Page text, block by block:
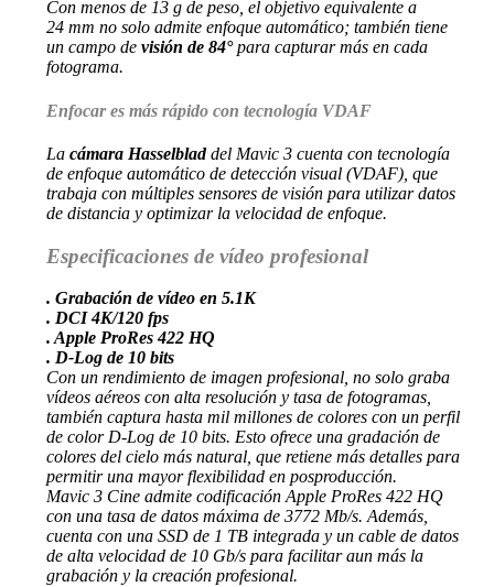
Con menos de 13 g de peso, el objetivo equivalente a
24 mm no solo admite enfoque automático; también tiene
un campo de visión de 84°para capturar más en cada
fotograma.
Enfocar es más rápido con tecnología VDAF
La cámara Hasselbladdel Mavic 3 cuenta con tecnología
de enfoque automático de detección visual (VDAF), que
trabaja con múltiples sensores de visión para utilizar datos
de distancia y optimizar la velocidad de enfoque.
Especificaciones de vídeo profesional
. Grabación de vídeo en 5.1K
. DCI 4K/120 fps
. Apple ProRes 422 HQ
. D-Log de 10 bits
Con un rendimiento de imagen profesional, no solo graba
vídeos aéreos con alta resolución y tasa de fotogramas,
también captura hasta mil millones de colores con un perfil
de color D-Log de 10 bits. Esto ofrece una gradación de
colores del cielo más natural, que retiene más detalles para
permitir una mayor flexibilidad en posproducción.
Mavic 3 Cineadmite codificación Apple ProRes 422 HQ
con una tasa de datos máxima de 3772 Mb/s. Además,
cuenta con una SSD de 1 TB integrada y un cable de datos
de alta velocidad de 10 Gb/s para facilitar aun más la
grabación y la creación profesional.